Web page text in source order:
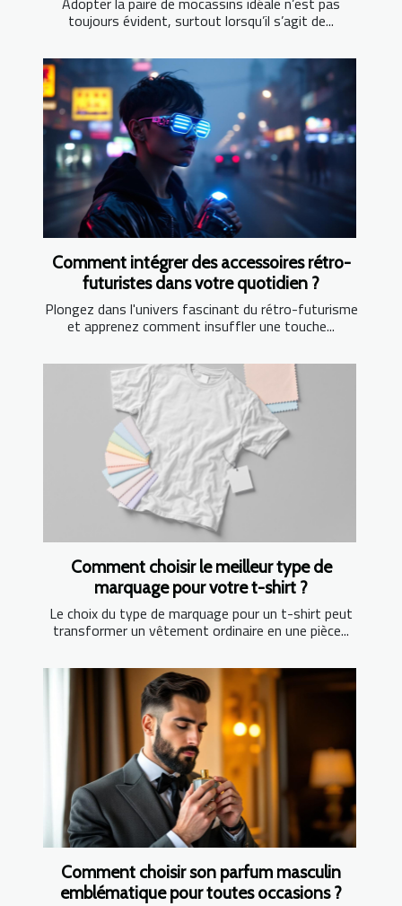
toujours évident, surtout lorsqu’il s’agit de...
Comment intégrer des accessoires rétro-
futuristes dans votre quotidien ?
Plongez dans l'univers fascinant du rétro-futurisme
et apprenez comment insuffler une touche...
Comment choisir le meilleur type de
marquage pour votre t-shirt ?
Le choix du type de marquage pour un t-shirt peut
transformer un vêtement ordinaire en une pièce...
Comment choisir son parfum masculin
emblématique pour toutes occasions ?